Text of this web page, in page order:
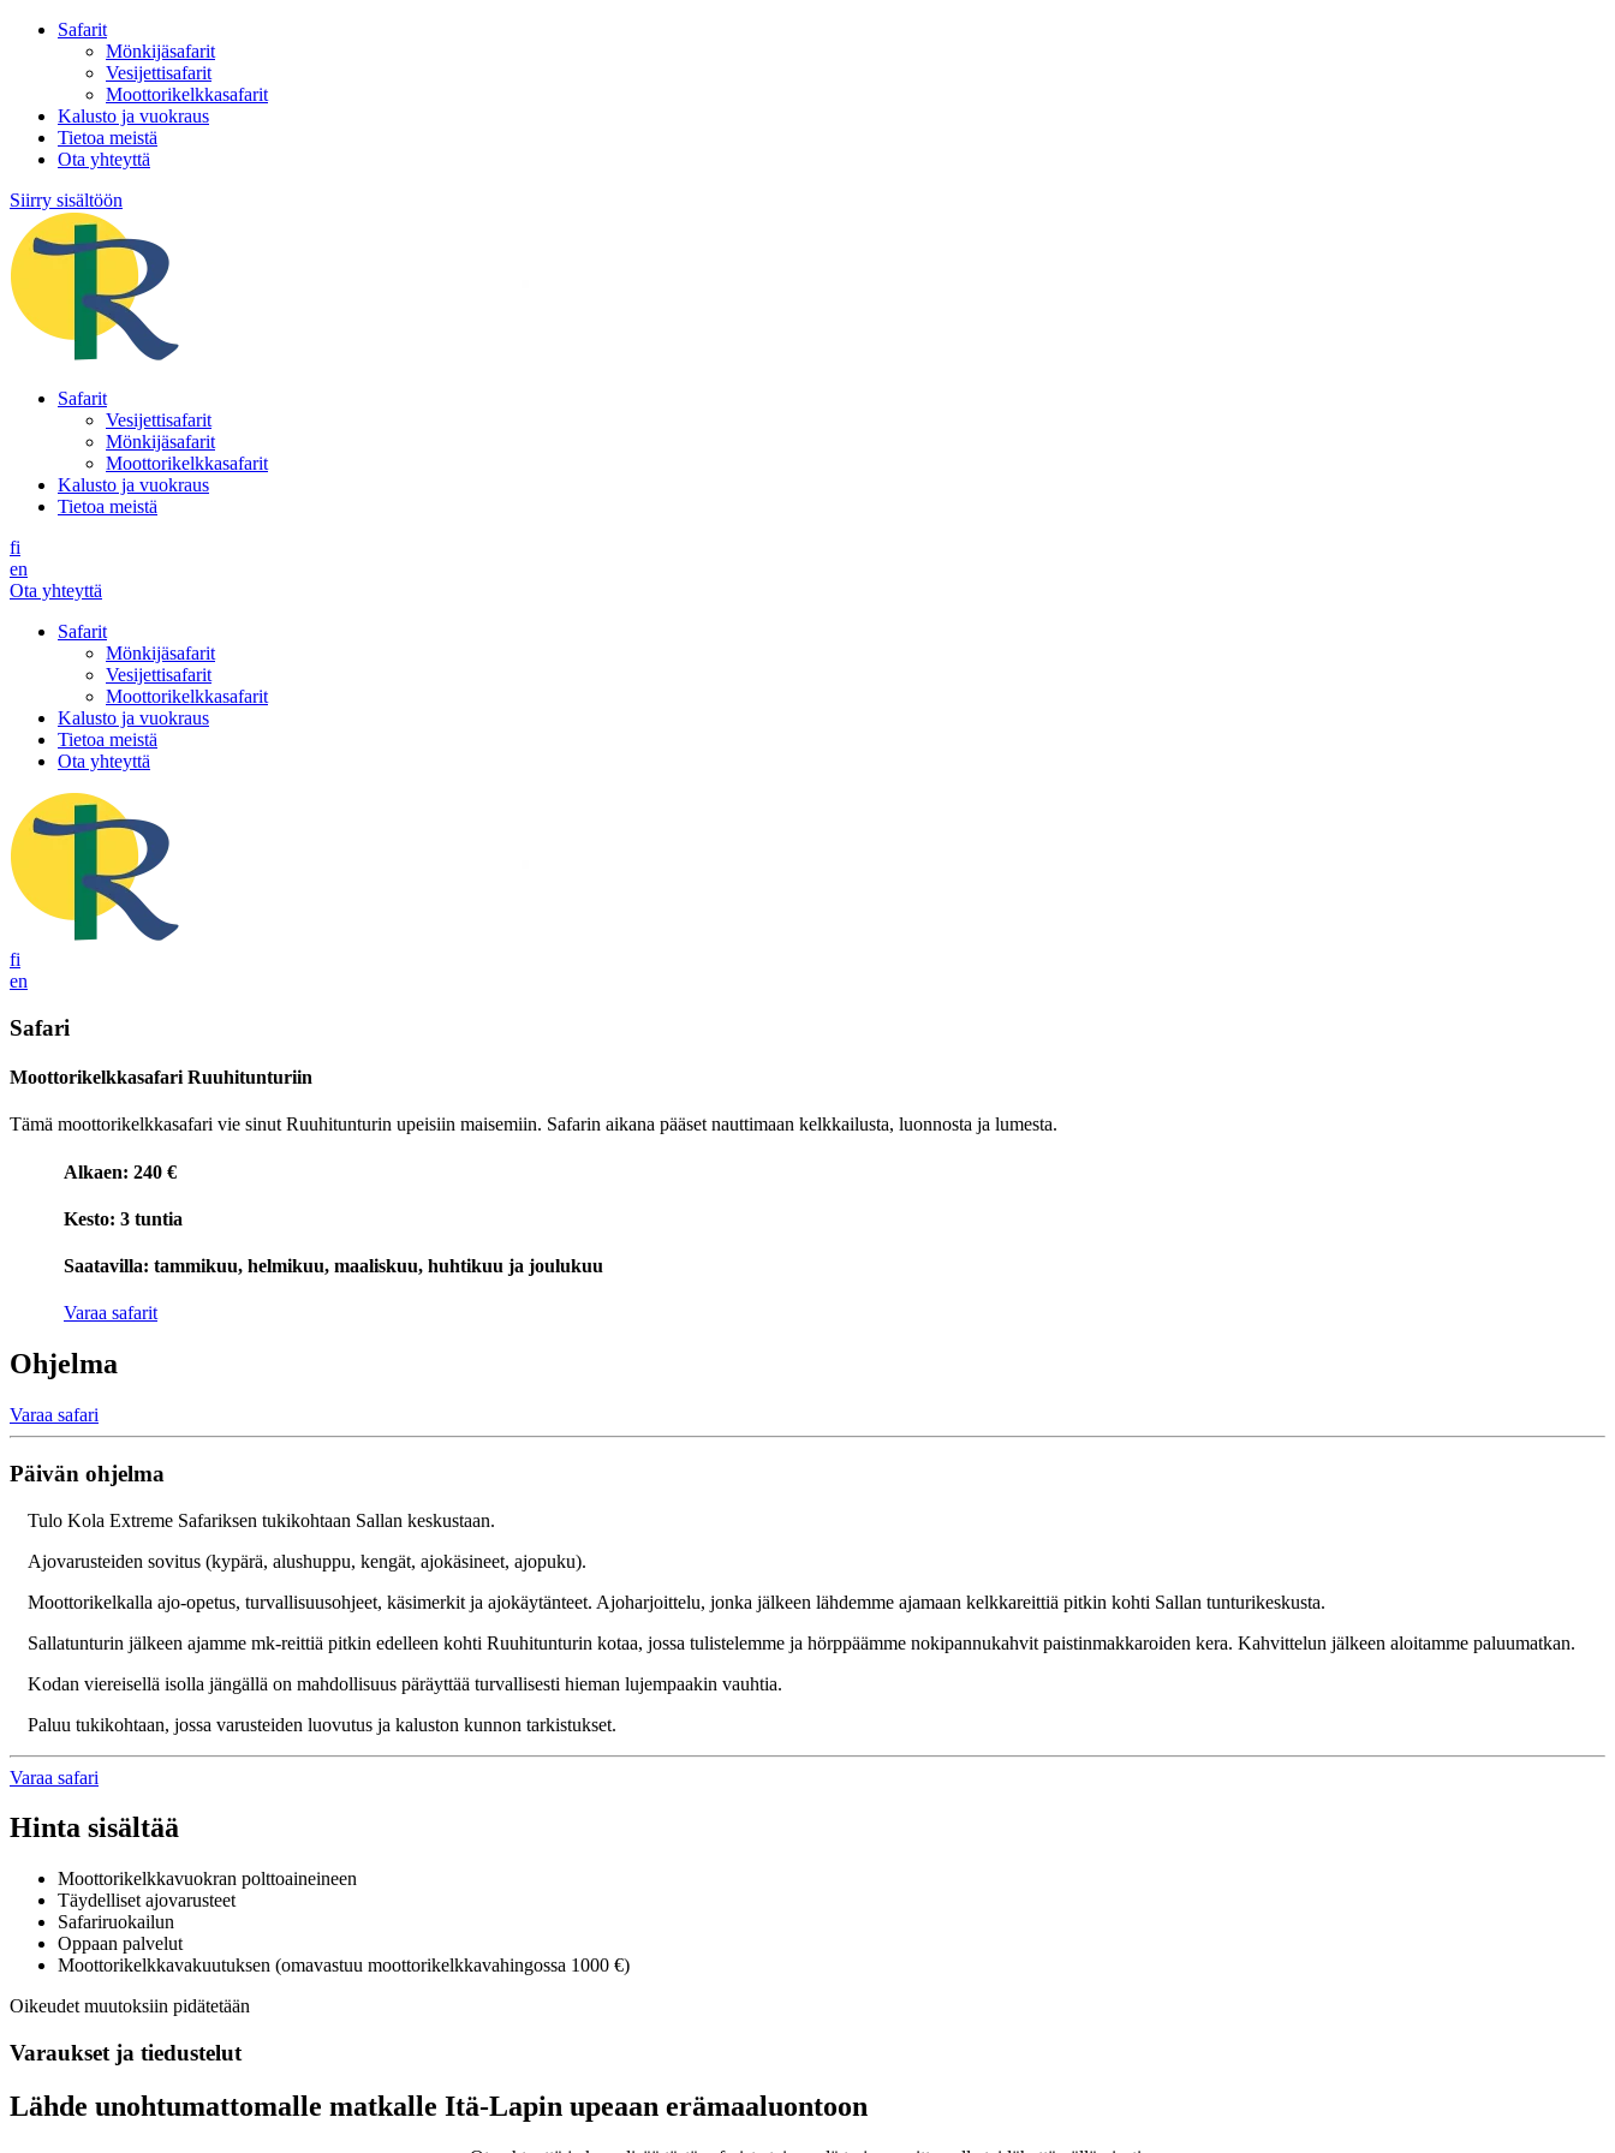
Safarit
Mönkijäsafarit
Vesijettisafarit
Moottorikelkkasafarit
Kalusto ja vuokraus
Tietoa meistä
Ota yhteyttä
Siirry sisältöön
Safarit
Vesijettisafarit
Mönkijäsafarit
Moottorikelkkasafarit
Kalusto ja vuokraus
Tietoa meistä
fi
en
Ota yhteyttä
Safarit
Mönkijäsafarit
Vesijettisafarit
Moottorikelkkasafarit
Kalusto ja vuokraus
Tietoa meistä
Ota yhteyttä
fi
en
Safari
Moottorikelkkasafari Ruuhitunturiin
Tämä moottorikelkkasafari vie sinut Ruuhitunturin upeisiin maisemiin. Safarin aikana pääset nauttimaan kelkkailusta, luonnosta ja lumesta.
Alkaen: 240 €
Kesto: 3 tuntia
Saatavilla: tammikuu, helmikuu, maaliskuu, huhtikuu ja joulukuu
Varaa safarit
Ohjelma
Varaa safari
Päivän ohjelma
Tulo Kola Extreme Safariksen tukikohtaan Sallan keskustaan.
Ajovarusteiden sovitus (kypärä, alushuppu, kengät, ajokäsineet, ajopuku).
Moottorikelkalla ajo-opetus, turvallisuusohjeet, käsimerkit ja ajokäytänteet. Ajoharjoittelu, jonka jälkeen lähdemme ajamaan kelkkareittiä pitkin kohti Sallan tunturikeskusta.
Sallatunturin jälkeen ajamme mk-reittiä pitkin edelleen kohti Ruuhitunturin kotaa, jossa tulistelemme ja hörppäämme nokipannukahvit paistinmakkaroiden kera. Kahvittelun jälkeen aloitamme paluumatkan.
Kodan viereisellä isolla jängällä on mahdollisuus päräyttää turvallisesti hieman lujempaakin vauhtia.
Paluu tukikohtaan, jossa varusteiden luovutus ja kaluston kunnon tarkistukset.
Varaa safari
Hinta sisältää
Moottorikelkkavuokran polttoaineineen
Täydelliset ajovarusteet
Safariruokailun
Oppaan palvelut
Moottorikelkkavakuutuksen (omavastuu moottorikelkkavahingossa 1000 €)
Oikeudet muutoksiin pidätetään
Varaukset ja tiedustelut
Lähde unohtumattomalle matkalle Itä-Lapin upeaan erämaaluontoon